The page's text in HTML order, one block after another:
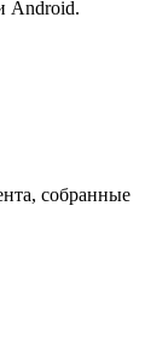
Android.
собранные